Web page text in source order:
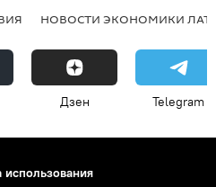
НОВОСТИ ЭКОНОМИКИ
Дзен Telegram
использования